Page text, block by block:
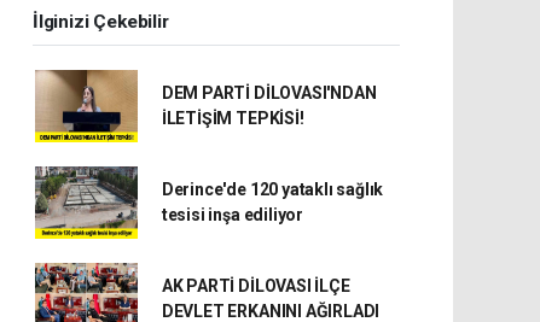
İlginizi Çekebilir
DEM PARTİ DİLOVASI'NDAN
İLETİŞİM TEPKİSİ!
Derince'de 120 yataklı sağlık
tesisi inşa ediliyor
AK PARTİ DİLOVASI İLÇE
DEVLET ERKANINI AĞIRLADI